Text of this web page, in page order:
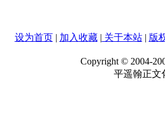
设为首页 | 加入收藏 | 关于本站 | 版
Copyright © 2004-
平遥翰正文